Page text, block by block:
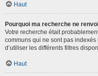
Haut
Pourquoi ma recherche ne
Votre recherche était
communs qui ne sont pas indexés
d’utiliser les différents filtres
Haut